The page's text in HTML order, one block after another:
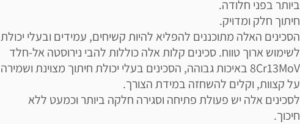
ביותר בפני חלודה.
חיתוך חלק ומדויק.
הסכינים האלה מתוכננים להפליא להיות קשיחים, עמידים ובעלי יכולת
לשימוש ארוך טווח. סכינים קלות אלה כוללות להבי נירוסטה אל-חלד
8Cr13MoV באיכות גבוהה, הסכינים בעלי יכולת חיתוך מצוינת ושמירה
על קצוות, וקלים להשחזה במידת הצורך.
לסכינים אלה יש פעולת פתיחה וסגירה חלקה ביותר וכמעט ללא
חיכוך.